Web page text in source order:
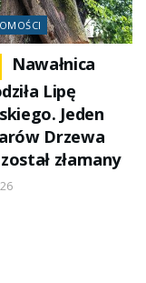
Nawałnica
Lipę
Jeden
Drzewa
złamany